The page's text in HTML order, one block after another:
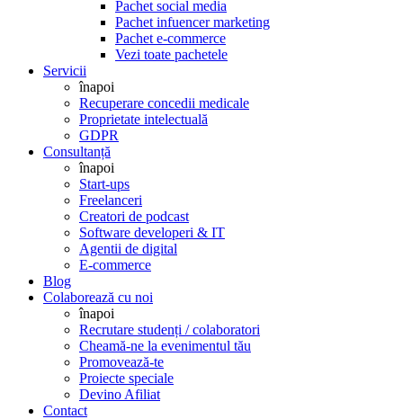
Pachet social media
Pachet infuencer marketing
Pachet e-commerce
Vezi toate pachetele
Servicii
înapoi
Recuperare concedii medicale
Proprietate intelectuală
GDPR
Consultanță
înapoi
Start-ups
Freelanceri
Creatori de podcast
Software developeri & IT
Agentii de digital
E-commerce
Blog
Colaborează cu noi
înapoi
Recrutare studenți / colaboratori
Cheamă-ne la evenimentul tău
Promovează-te
Proiecte speciale
Devino Afiliat
Contact